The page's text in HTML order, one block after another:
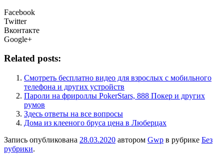
Facebook
Twitter
Вконтакте
Google+
Related posts:
Смотреть бесплатно видео для взрослых с мобильного
телефона и других устройств
Пароли на фрироллы PokerStars, 888 Покер и других
румов
Здесь ответы на все вопросы
Дома из клееного бруса цена в Люберцах
Запись опубликована 28.03.2020 автором Gwp в рубрике Без
рубрики.